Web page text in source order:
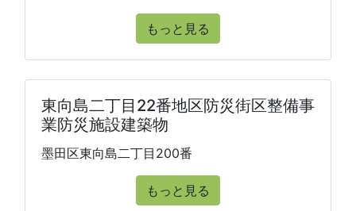
もっと見る
東向島二丁目22番地区防災街区整備事
業防災施設建築物
墨田区東向島二丁目200番
もっと見る